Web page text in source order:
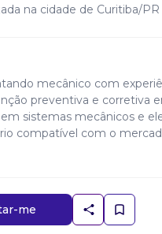
na cidade de Curitiba/
mecânico com
preventiva e corretiva
sistemas mecânicos e
compatível com o
me